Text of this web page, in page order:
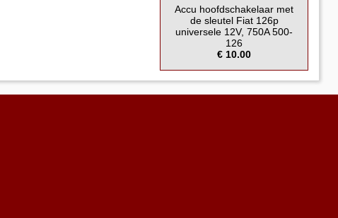
Accu hoofdschakelaar met
de sleutel Fiat 126p
universele 12V, 750A 500-
126
€ 10.00